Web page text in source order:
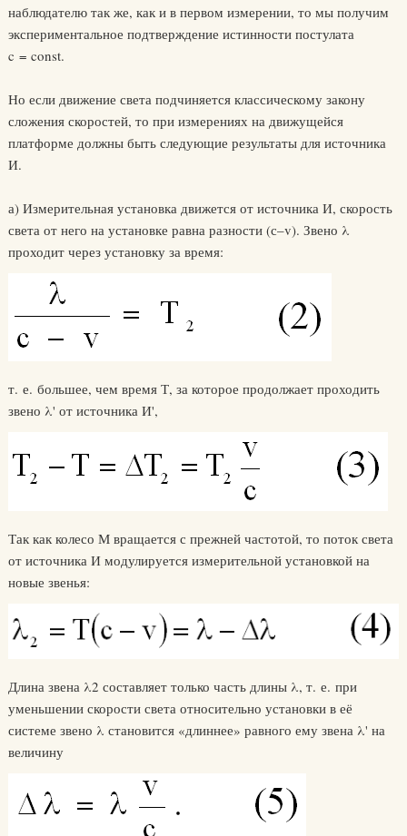
наблюдателю так же, как и в первом измерении, то мы получим
экспериментальное подтверждение истинности постулата
c = const.
Но если движение света подчиняется классическому закону
сложения скоростей, то при измерениях на движущейся
платформе должны быть следующие результаты для источника
И.
а) Измерительная установка движется от источника И, скорость
света от него на установке равна разности (с–v). Звено λ
проходит через установку за время:
т. е. большее, чем время Т, за которое продолжает проходить
звено λ' от источника И',
Так как колесо М вращается с прежней частотой, то поток света
от источника И модулируется измерительной установкой на
новые звенья:
Длина звена λ2 составляет только часть длины λ, т. е. при
уменьшении скорости света относительно установки в её
системе звено λ становится «длиннее» равного ему звена λ' на
величину